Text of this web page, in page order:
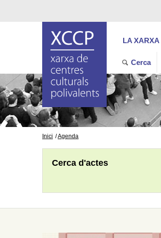
LA XARXA
Cerca
Inici Agenda
Cerca d'actes